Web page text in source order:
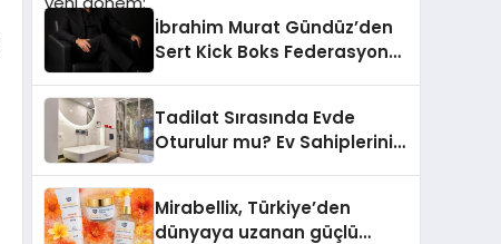
İbrahim Murat Gündüz’den
Sert Kick Boks Federasyonu
Tadilat Sırasında Evde
Oturulur mu? Ev Sahiplerinin
Mirabellix, Türkiye’den
dünyaya uzanan güçlü